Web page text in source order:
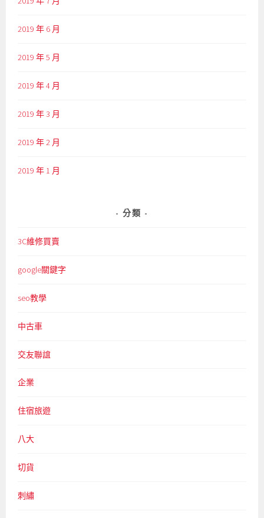
2019 年 6 月
2019 年 5 月
2019 年 4 月
2019 年 3 月
2019 年 2 月
2019 年 1 月
分類
3C維修買賣
google關鍵字
seo教學
中古車
交友聯誼
企業
住宿旅遊
八大
切貨
刺繡